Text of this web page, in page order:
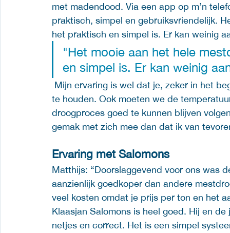
met madendood. Via een app op m’n
praktisch, simpel en gebruiksvriendelijk.
het praktisch en simpel is. Er kan weinig
"Het mooie aan het hele
en simpel is. Er kan weinig
te houden. Ook moeten we de
droogproces goed te kunnen blijven
gemak met zich mee dan dat ik van
Ervaring met Salomons
Matthijs: “Doorslaggevend voor ons was
aanzienlijk goedkoper dan andere
veel kosten omdat je prijs per ton en het
Klaasjan Salomons is heel goed. Hij en
netjes en correct. Het is een simpel